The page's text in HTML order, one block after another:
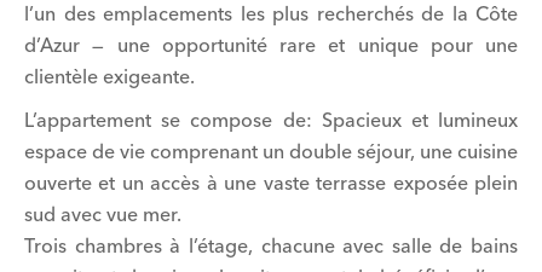
l’un des emplacements les plus recherchés de la Côte
d’Azur — une opportunité rare et unique pour une
clientèle exigeante.
L’appartement se compose de: Spacieux et lumineux
espace de vie comprenant un double séjour, une cuisine
ouverte et un accès à une vaste terrasse exposée plein
sud avec vue mer.
Trois chambres à l’étage, chacune avec salle de bains